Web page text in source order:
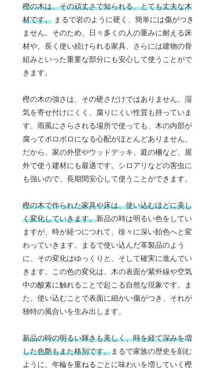
樫の木は、その頑丈さで知られる、とても丈夫な木
材です。 まるで岩のように硬く、簡単には傷がつき
ません。そのため、日々多くの人の重みに耐える床
材や、長く使い続けられる家具、さらには建物の骨
組みといった重要な部分にも安心して使うことがで
きます。
樫の木の強さは、その硬さだけではありません。湿
気を寄せ付けにくく、腐りにくい性質も持っていま
す。雨風にさらされる場所で使っても、木の内部が
腐ってボロボロになる心配がほとんどありません。
だから、家の外壁やウッドデッキ、庭の柵など、屋
外で使う建材にも最適です。シロアリなどの害虫に
も強いので、長期間安心して使うことができます。
樫の木で作られた家具や床は、使い込むほどに美し
く変化していきます。新品の時は明るい色をしてい
ますが、時が経つにつれて、徐々に深い飴色へと変
わっていきます。まるで使い込んだ革製品のよう
に、その変化はゆっくりと、そして確実に進んでい
きます。この色の変化は、木の表面が紫外線や空気
中の酸素に触れることで起こる自然な現象です。ま
た、使い込むことで表面に細かい傷がつき、それが
独特の風合いを生み出します。
新品の時の明るい輝きも美しく、時を経て深みを増
した色艶もまた格別です。まるで家族の歴史を刻む
ように、年輪を重ねるごとに味わいを増していく樫